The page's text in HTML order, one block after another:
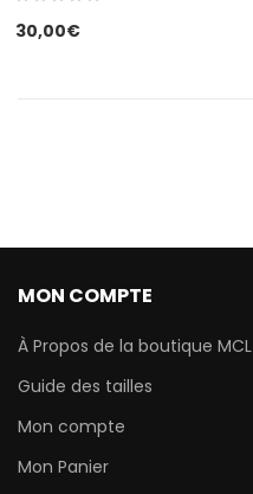
30,00€
MON COMPTE
À Propos de la boutique MCL
Guide des tailles
Mon compte
Mon Panier